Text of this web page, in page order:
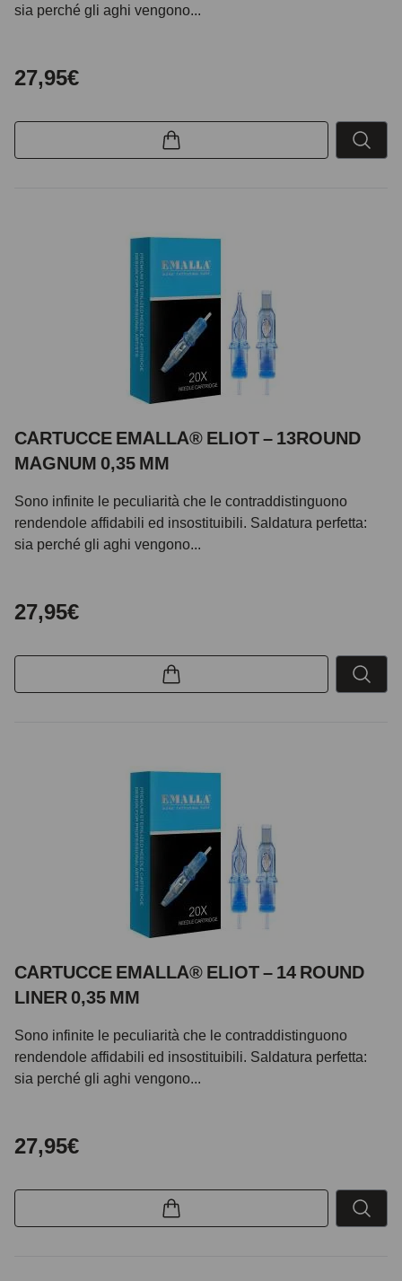
sia perché gli aghi vengono...
27,95€
CARTUCCE EMALLA® ELIOT – 13ROUND
MAGNUM 0,35 MM
Sono infinite le peculiarità che le contraddistinguono
rendendole affidabili ed insostituibili. Saldatura perfetta:
sia perché gli aghi vengono...
27,95€
CARTUCCE EMALLA® ELIOT – 14 ROUND
LINER 0,35 MM
Sono infinite le peculiarità che le contraddistinguono
rendendole affidabili ed insostituibili. Saldatura perfetta:
sia perché gli aghi vengono...
27,95€